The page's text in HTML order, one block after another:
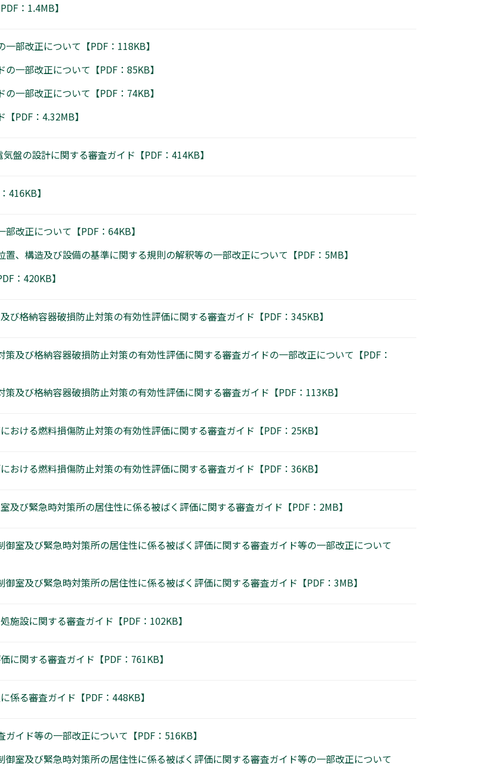
：1.4MB】
部改正について【PDF：118KB】
一部改正について【PDF：85KB】
一部改正について【PDF：74KB】
PDF：4.32MB】
盤の設計に関する審査ガイド【PDF：414KB】
416KB】
改正について【PDF：64KB】
、構造及び設備の基準に関する規則の解釈等の一部改正について【PDF：5MB】
：420KB】
び格納容器破損防止対策の有効性評価に関する審査ガイド【PDF：345KB】
及び格納容器破損防止対策の有効性評価に関する審査ガイドの一部改正について【PDF：
及び格納容器破損防止対策の有効性評価に関する審査ガイド【PDF：113KB】
おける燃料損傷防止対策の有効性評価に関する審査ガイド【PDF：25KB】
おける燃料損傷防止対策の有効性評価に関する審査ガイド【PDF：36KB】
及び緊急時対策所の居住性に係る被ばく評価に関する審査ガイド【PDF：2MB】
室及び緊急時対策所の居住性に係る被ばく評価に関する審査ガイド等の一部改正について
室及び緊急時対策所の居住性に係る被ばく評価に関する審査ガイド【PDF：3MB】
施設に関する審査ガイド【PDF：102KB】
に関する審査ガイド【PDF：761KB】
係る審査ガイド【PDF：448KB】
イド等の一部改正について【PDF：516KB】
室及び緊急時対策所の居住性に係る被ばく評価に関する審査ガイド等の一部改正について